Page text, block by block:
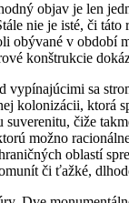
objav je len
nie je isté, či
v období
konštrukcie
sa
kolonizácii, ktorá
čiže
možno
oblastí
či ťažké,